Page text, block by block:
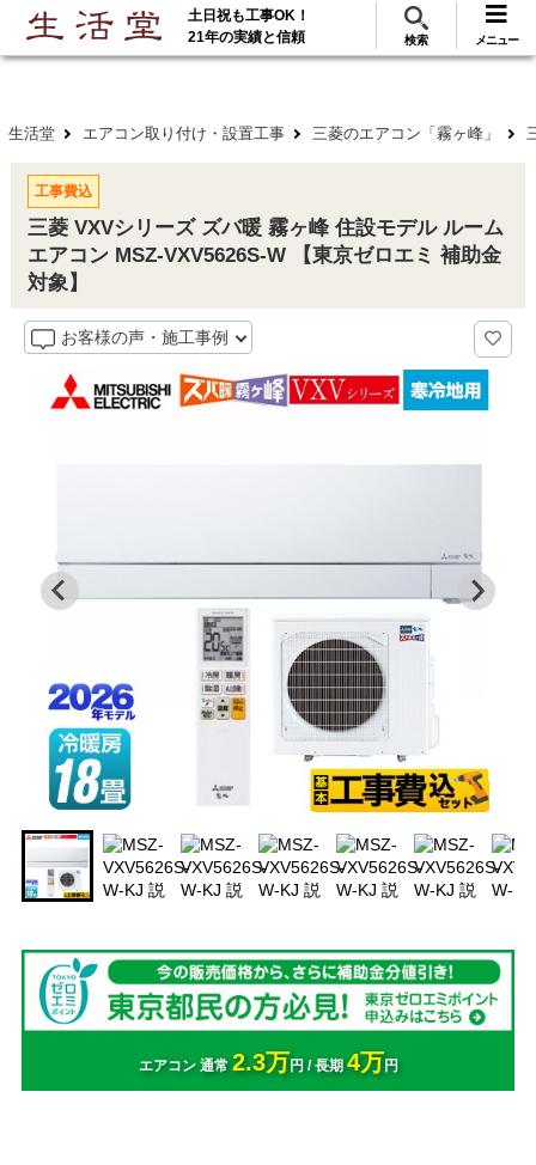
ご利用 288万･工事実績117万件! 無料見積
土日祝も工事OK！
21年の実績と信頼
検索 メニュー
生活堂 エアコン取り付け・設置工事 三菱のエアコン「霧ヶ峰」
工事費込
三菱 VXVシリーズ ズバ暖 霧ヶ峰 住設モデル ルーム
エアコン MSZ-VXV5626S-W 【東京ゼロエミ 補助金
対象】
お客様の声・施工事例
エアコン 通常 2.3万円 / 長期 4万円